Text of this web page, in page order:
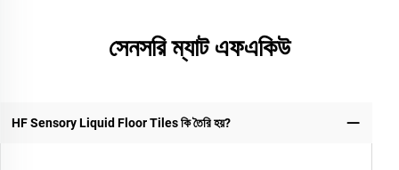
সেনসরি ম্যাট এফএকিউ
HF Sensory Liquid Floor Tiles কি তৈরি হয়?